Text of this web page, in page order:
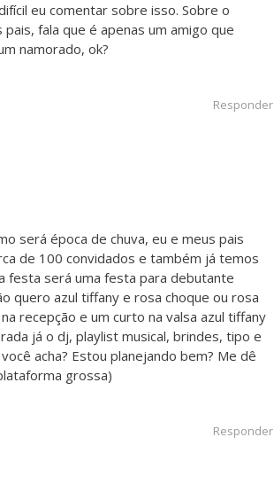
eu comentar sobre isso. Sobre o
fala que é apenas um amigo que
namorado, ok?
Responder
será época de chuva, eu e meus pais
de 100 convidados e também já temos
festa será uma festa para debutante
quero azul tiffany e rosa choque ou rosa
recepção e um curto na valsa azul tiffany
já o dj, playlist musical, brindes, tipo e
acha? Estou planejando bem? Me dê
grossa)
Responder